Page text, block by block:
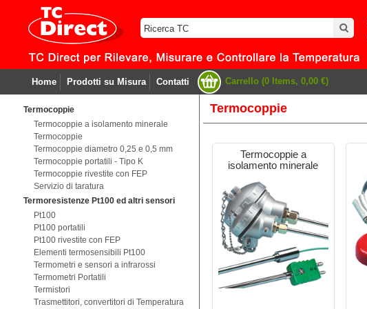
Home Prodotti su Misura Contatti Carrello (0 Items, 0,00 €)
Termocoppie
Termocoppie a isolamento minerale
Termocoppie
Termocoppie diametro 0,25 e 0,5 mm
Termocoppie portatili - Tipo K
Termocoppie rivestite con FEP
Servizio di taratura
Termoresistenze Pt100 ed altri sensori
Pt100
Pt100 portatili
Pt100 rivestite con FEP
Elementi termosensibili Pt100
Termometri e sensori a infrarossi
Termometri Portatili
Termistori
Trasmettitori, convertitori di Temperatura
Termocoppie
Termocoppie a
isolamento minerale